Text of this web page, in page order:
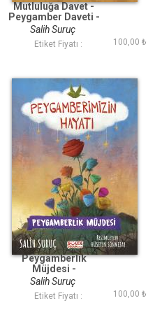
Mutluluğa Davet -
Peygamber Daveti -
Peygamberimizin
Hayatı
Salih Suruç
Etiket Fiyatı : 100,00 ₺
Peygamberlik
Müjdesi -
Peygamberimizin
Hayatı
Salih Suruç
Etiket Fiyatı : 100,00 ₺